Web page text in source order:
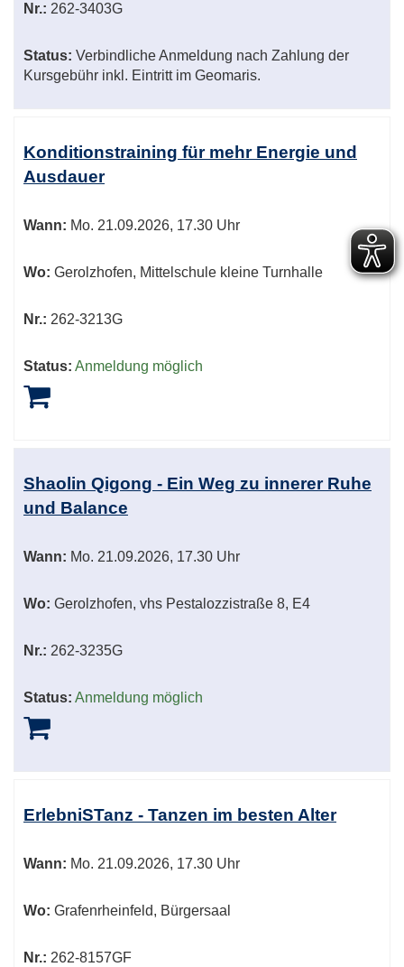
Nr.: 262-3403G
Status: Verbindliche Anmeldung nach Zahlung der
Kursgebühr inkl. Eintritt im Geomaris.
Konditionstraining für mehr Energie und
Ausdauer
Wann: Mo. 21.09.2026, 17.30 Uhr
Wo: Gerolzhofen, Mittelschule kleine Turnhalle
Nr.: 262-3213G
Status: Anmeldung möglich
Shaolin Qigong - Ein Weg zu innerer Ruhe
und Balance
Wann: Mo. 21.09.2026, 17.30 Uhr
Wo: Gerolzhofen, vhs Pestalozzistraße 8, E4
Nr.: 262-3235G
Status: Anmeldung möglich
ErlebniSTanz - Tanzen im besten Alter
Wann: Mo. 21.09.2026, 17.30 Uhr
Wo: Grafenrheinfeld, Bürgersaal
Nr.: 262-8157GF